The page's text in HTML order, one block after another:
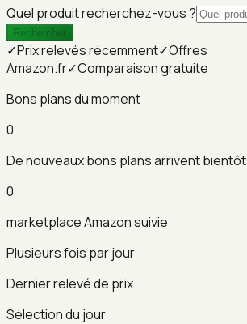
Quel produit recherchez-vous ?
Rechercher
✓Prix relevés récemment✓Offres
Amazon.fr✓Comparaison gratuite
Bons plans du moment
0
De nouveaux bons plans arrivent bientôt
0
marketplace Amazon suivie
Plusieurs fois par jour
Dernier relevé de prix
Sélection du jour